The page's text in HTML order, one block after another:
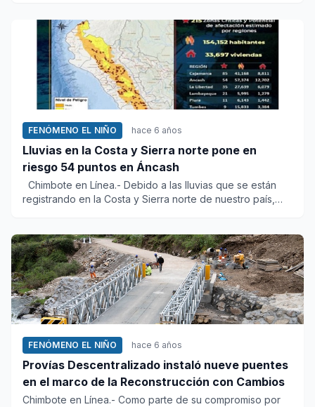
FENÓMENO EL NIÑO hace 6 años
Lluvias en la Costa y Sierra norte pone en
riesgo 54 puntos en Áncash
Chimbote en Línea.- Debido a las lluvias que se están
registrando en la Costa y Sierra norte de nuestro país,
FENÓMENO EL NIÑO hace 6 años
Provías Descentralizado instaló nueve puentes
en el marco de la Reconstrucción con Cambios
Chimbote en Línea.- Como parte de su compromiso por